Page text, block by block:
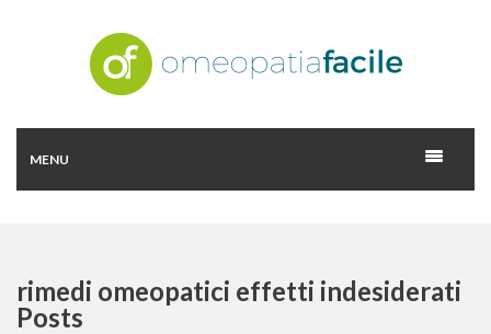
MENU
rimedi omeopatici effetti indesiderati
Posts